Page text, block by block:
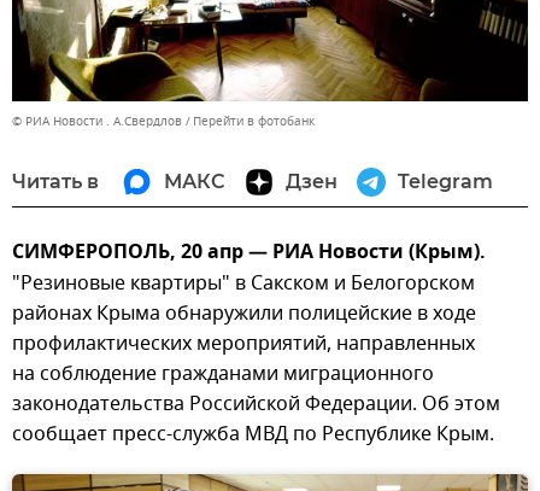
© РИА Новости . А.Свердлов Перейти в фотобанк
Читать в МАКС Дзен Telegram
СИМФЕРОПОЛЬ, 20 апр — РИА Новости (Крым).
"Резиновые квартиры" в Сакском и Белогорском
районах Крыма обнаружили полицейские в ходе
профилактических мероприятий, направленных
на соблюдение гражданами миграционного
законодательства Российской Федерации. Об этом
сообщает пресс-служба МВД по Республике Крым.